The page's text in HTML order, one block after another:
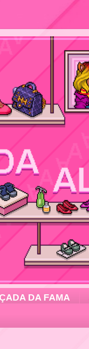
DA FAMA